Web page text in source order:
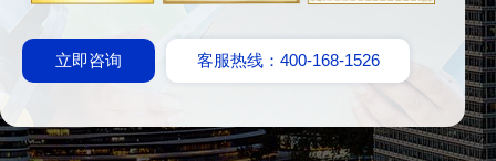
立即咨询 客服热线：400-168-1526